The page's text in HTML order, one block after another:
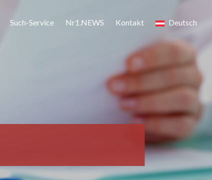
Such-Service Nr1.NEWS Kontakt Deutsch